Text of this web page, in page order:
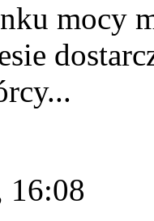
mocy
16:08